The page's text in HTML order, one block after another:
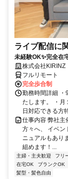
ライブ配信に
未経験OK✨完全在
株式会社KIRINZ
フルリモート
完全歩合制
勤務時間詳細 ・
たします。 ・月
日対応できる方
仕事内容 弊社主
方々へ、 イベン
ニュアルもあり
組めます！...
主婦・主夫歓迎 フリ
在宅OK
ブランクOK
髪型・髪色自由